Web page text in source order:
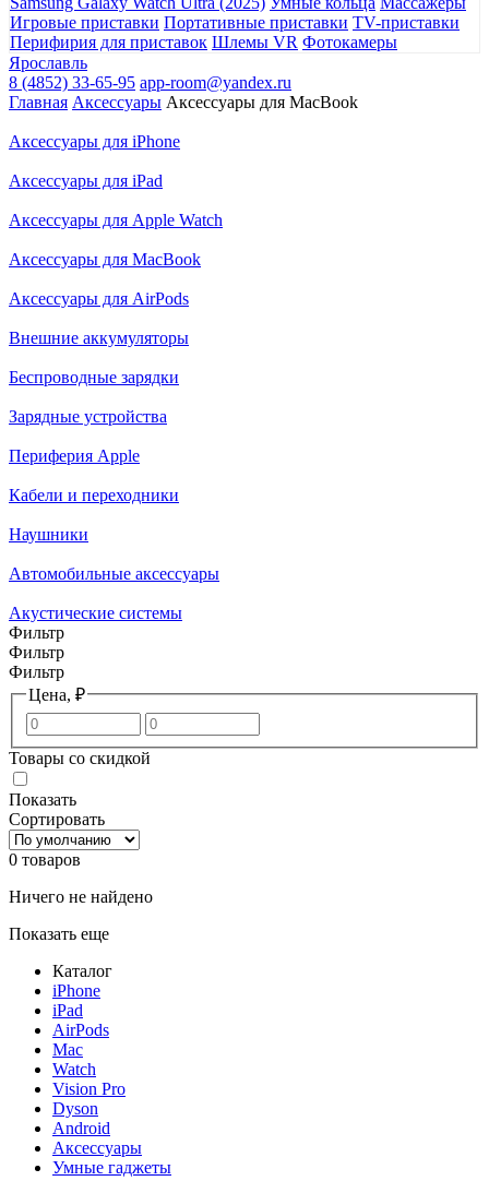
Игровые приставки Портативные приставки TV-приставки
Перифирия для приставок Шлемы VR Фотокамеры
Ярославль
8 (4852) 33-65-95 app-room@yandex.ru
Главная Аксессуары Аксессуары для MacBook
Аксессуары для iPhone
Аксессуары для iPad
Аксессуары для Apple Watch
Аксессуары для MacBook
Аксессуары для AirPods
Внешние аккумуляторы
Беспроводные зарядки
Зарядные устройства
Периферия Apple
Кабели и переходники
Наушники
Автомобильные аксессуары
Акустические системы
Фильтр
Фильтр
Фильтр
Цена, ₽
Товары со скидкой
Показать
Сортировать
0 товаров
Ничего не найдено
Показать еще
Каталог
iPhone
iPad
AirPods
Mac
Watch
Vision Pro
Dyson
Android
Аксессуары
Умные гаджеты